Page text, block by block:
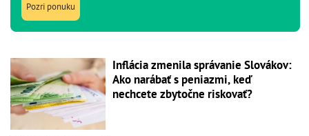
Pozri ponuku
Inflácia zmenila správanie Slovákov:
Ako narábať s peniazmi, keď
nechcete zbytočne riskovať?